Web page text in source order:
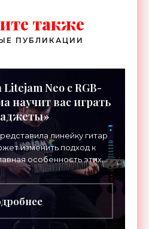
также
ПУБЛИКАЦИИ
Neo с RGB-
научит вас играть
линейку гитар
изменить подход к
особенность этих
RGB-подсветка
Светодиоды